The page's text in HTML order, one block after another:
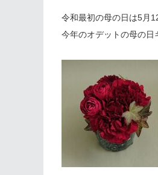
令和最初の母の日は5月
今年のオデットの母の日